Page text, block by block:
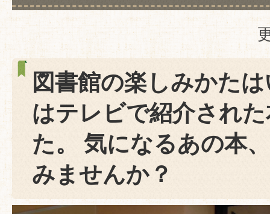
図書館の楽しみかた
はテレビで紹介され
た。 気になるあの本
みませんか？